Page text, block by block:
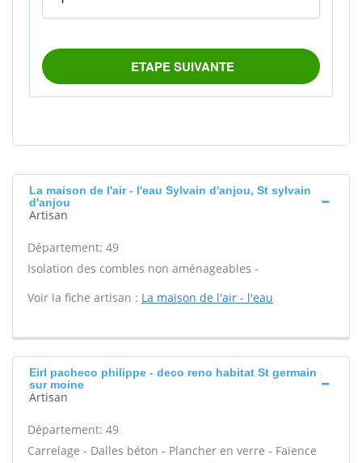
La maison de l'air - l'eau Sylvain d'anjou, St sylvain
d'anjou
Artisan
Département: 49
Isolation des combles non aménageables -
Voir la fiche artisan : La maison de l'air - l'eau
Eirl pacheco philippe - deco reno habitat St germain
sur moine
Artisan
Département: 49
Carrelage - Dalles béton - Plancher en verre - Faïence